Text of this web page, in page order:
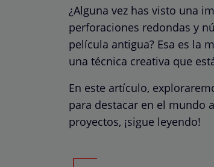
¿Alguna vez has visto una
perforaciones redondas y
película antigua? Esa es la
una técnica creativa que
En este artículo,
para destacar en el mundo
proyectos, ¡sigue leyendo!